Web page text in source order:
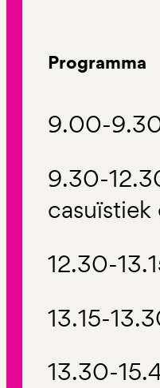
Programma
9.00-
9.30-
12.30-
13.15-
13.30-